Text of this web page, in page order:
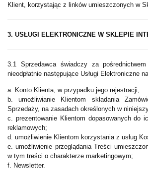
Klient, korzystając z linków umieszczonych w
3. USŁUGI ELEKTRONICZNE W SKLEPIE
3.1 Sprzedawca świadczy za
nieodpłatnie następujące Usługi Elektroniczne
a. Konto Klienta, w przypadku jego rejestracji;
b. umożliwianie Klientom składania
Sprzedaży, na zasadach określonych w
c. prezentowanie Klientom dopasowanych do
reklamowych;
d. umożliwienie Klientom korzystania z usług
e. umożliwienie przeglądania Treści
w tym treści o charakterze marketingowym;
f. Newsletter.